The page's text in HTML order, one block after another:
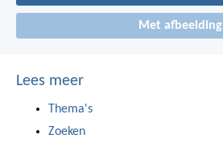
Met afbeelding
Lees meer
Thema's
Zoeken